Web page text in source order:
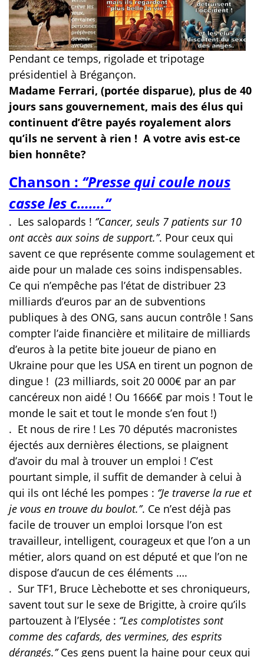
Pendant ce temps, rigolade et tripotage
présidentiel à Brégançon.
Madame Ferrari, (portée disparue), plus de 40
jours sans gouvernement, mais des élus qui
continuent d’être payés royalement alors
qu’ils ne servent à rien ! A votre avis est-ce
bien honnête?
Chanson : ‘’Presse qui coule nous
casse les c…….’’
. Les salopards ! ‘’Cancer, seuls 7 patients sur 10
ont accès aux soins de support.’’. Pour ceux qui
savent ce que représente comme soulagement et
aide pour un malade ces soins indispensables.
Ce qui n’empêche pas l’état de distribuer 23
milliards d’euros par an de subventions
publiques à des ONG, sans aucun contrôle ! Sans
compter l’aide financière et militaire de milliards
d’euros à la petite bite joueur de piano en
Ukraine pour que les USA en tirent un pognon de
dingue ! (23 milliards, soit 20 000€ par an par
cancéreux non aidé ! Ou 1666€ par mois ! Tout le
monde le sait et tout le monde s’en fout !)
. Et nous de rire ! Les 70 députés macronistes
éjectés aux dernières élections, se plaignent
d’avoir du mal à trouver un emploi ! C’est
pourtant simple, il suffit de demander à celui à
qui ils ont léché les pompes : ‘’Je traverse la rue et
je vous en trouve du boulot.’’. Ce n’est déjà pas
facile de trouver un emploi lorsque l’on est
travailleur, intelligent, courageux et que l’on a un
métier, alors quand on est député et que l’on ne
dispose d’aucun de ces éléments ….
. Sur TF1, Bruce Lèchebotte et ses chroniqueurs,
savent tout sur le sexe de Brigitte, à croire qu’ils
partouzent à l’Elysée : ‘’Les complotistes sont
comme des cafards, des vermines, des esprits
dérangés.’’Ces gens puent la haine pour ceux qui